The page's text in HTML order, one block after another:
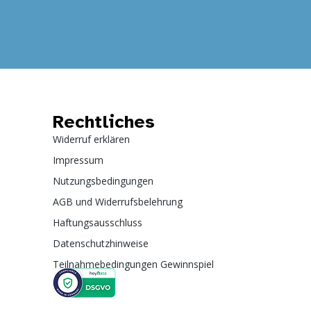
Rechtliches
Widerruf erklären
Impressum
Nutzungsbedingungen
AGB und Widerrufsbelehrung
Haftungsausschluss
Datenschutzhinweise
Teilnahmebedingungen Gewinnspiel